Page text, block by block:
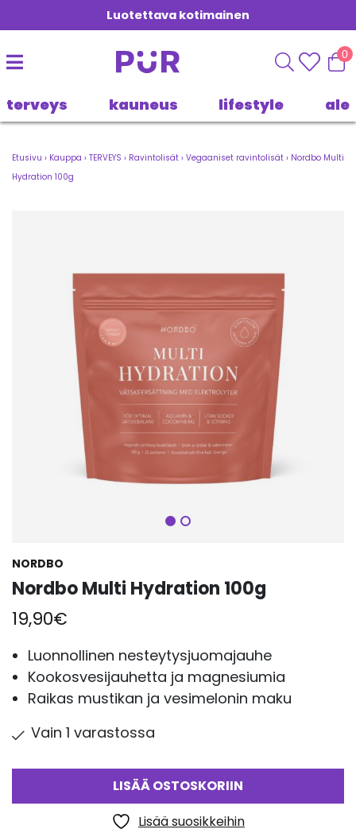
Luotettava kotimainen
0
terveys kauneus lifestyle ale
Etusivu › Kauppa › TERVEYS › Ravintolisät › Vegaaniset ravintolisät › Nordbo Multi
Hydration 100g
Seuraava
NORDBO
Nordbo Multi Hydration 100g
19,90€
Luonnollinen nesteytysjuomajauhe
Kookosvesijauhetta ja magnesiumia
Raikas mustikan ja vesimelonin maku
Vain 1 varastossa
LISÄÄ OSTOSKORIIN
Lisää suosikkeihin